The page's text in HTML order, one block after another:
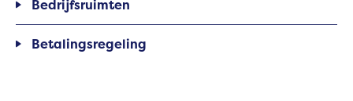
Bedrijfsruimten
Betalingsregeling